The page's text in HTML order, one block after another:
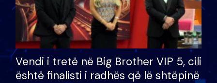
Vendi i tretë në Big Brother VIP 5, cili
është finalisti i radhës që lë shtëpinë